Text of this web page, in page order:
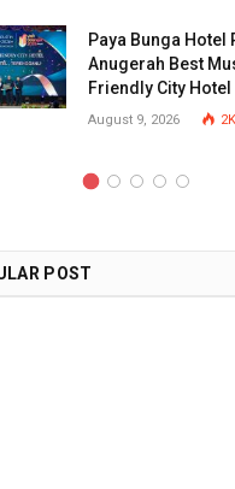
Paya Bunga Hotel
Anugerah Best
Friendly City
August 9, 2026 2K
POST